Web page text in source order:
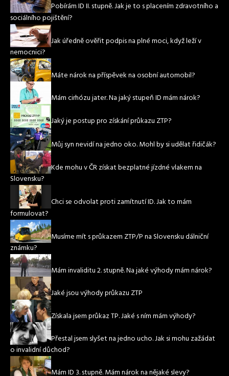
Pobírám ID II. stupně. Jak je to s placením zdravotního a
sociálního pojištění?
Jak úředně ověřit podpis na plné moci, když leží v
nemocnici?
Máte nárok na příspěvek na osobní automobil?
Mám cirhózu jater. Na jaký stupeň ID mám nárok?
Jaký je postup pro získání průkazu ZTP?
Můj syn nevidí na jedno oko. Mohl by si udělat řidičák?
Kde mohu v ČR získat bezplatné jízdné vlakem na
Slovensku?
Chci se odvolat proti zamítnutí ID. Jak to mám
formulovat?
Musíme mít s průkazem ZTP/P na Slovensku dálniční
známku?
Mám invaliditu 2. stupně. Na jaké výhody mám nárok?
Jaké jsou výhody průkazu ZTP
Získala jsem průkaz TP. Jaké s ním mám výhody?
Přestal jsem slyšet na jedno ucho. Jak si mohu zažádat
o invalidní důchod?
Mám ID 3. stupně. Mám nárok na nějaké slevy?